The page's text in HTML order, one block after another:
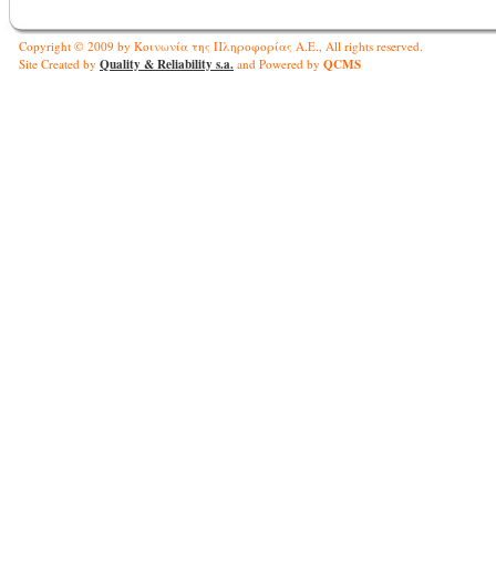
Copyright © 2009 by Κοινωνία της Πληροφορίας Α.Ε., All rights reserved.
Site Created by Quality & Reliability s.a. and Powered by QCMS